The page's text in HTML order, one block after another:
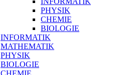
PHYSIK
CHEMIE
BIOLOGIE
INFORMATIK
MATHEMATIK
PHYSIK
BIOLOGIE
CHEMIE